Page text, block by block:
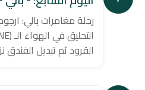
رحلة مغامرات بالي:
القرود ثم تبديل الفندق